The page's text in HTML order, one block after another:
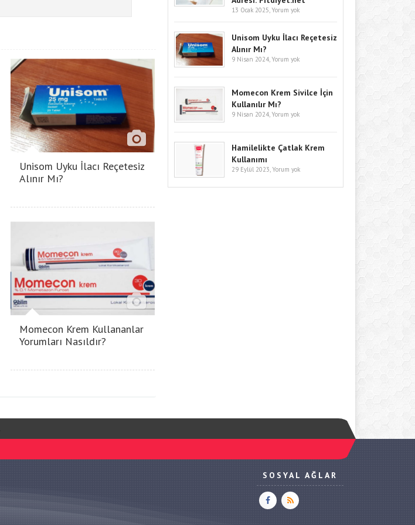
Unisom Uyku İlacı Reçetesiz
Alınır Mı?
Momecon Krem Kullananlar
Yorumları Nasıldır?
13 Ocak 2025, Yorum yok
Unisom Uyku İlacı Reçetesiz
Alınır Mı?
9 Nisan 2024, Yorum yok
Momecon Krem Sivilce İçin
Kullanılır Mı?
9 Nisan 2024, Yorum yok
Hamilelikte Çatlak Krem
Kullanımı
29 Eylül 2023, Yorum yok
SOSYAL AĞLAR